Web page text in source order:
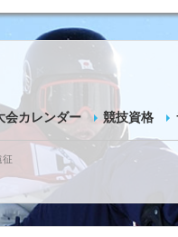
会カレンダー 競技資格
征